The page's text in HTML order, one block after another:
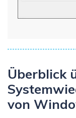
Überblick
von